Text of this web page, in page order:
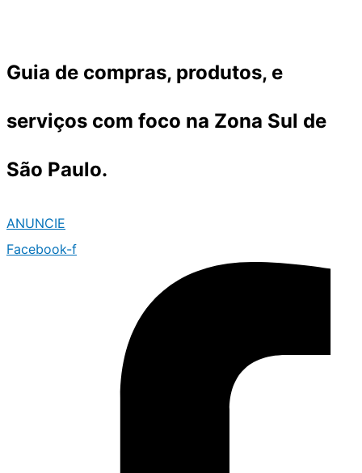
o
Guia de compras, produtos, e
serviços com foco na Zona Sul de
São Paulo.
ANUNCIE
Facebook-f